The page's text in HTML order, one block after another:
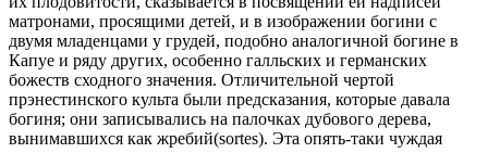
матронами, просящими детей, и в изображении богини с
двумя младенцами у грудей, подобно аналогичной богине в
Капуе и ряду других, особенно галльских и германских
божеств сходного значения. Отличительной чертой
прэнестинского культа были предсказания, которые давала
богиня; они записывались на палочках дубового дерева,
вынимавшихся как жребий(sortes). Эта опять-таки чуждая